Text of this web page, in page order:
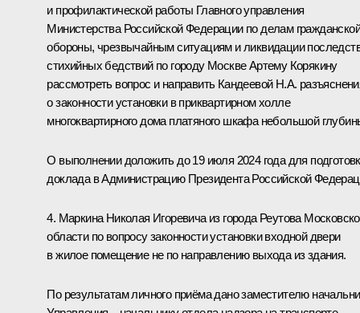
и профилактической работы Главного управления
Министерства Российской Федерации по делам гражданской
обороны, чрезвычайным ситуациям и ликвидации
стихийных бедствий по городу Москве Артему Корякину
рассмотреть вопрос и направить Кандеевой Н.А.
о законности установки в приквартирном холле
многоквартирного дома платяного шкафа небольшой
О выполнении доложить до 19 июля 2024 года для
доклада в Администрацию Президента Российской
4. Маркина Николая Игоревича из города Реутова
области по вопросу законности установки входной двери
в жилое помещение не по направлению выхода из здания.
По результатам личного приёма дано заместителю